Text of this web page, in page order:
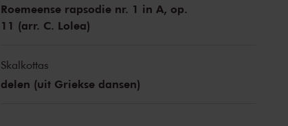
Roemeense rapsodie nr. 1 in A, op.
11 (arr. C. Lolea)
Skalkottas
delen (uit Griekse dansen)